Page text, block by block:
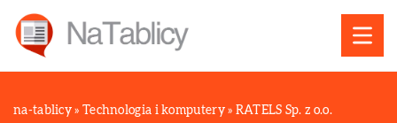
na-tablicy » Technologia i komputery» RATELS Sp. z o.o.